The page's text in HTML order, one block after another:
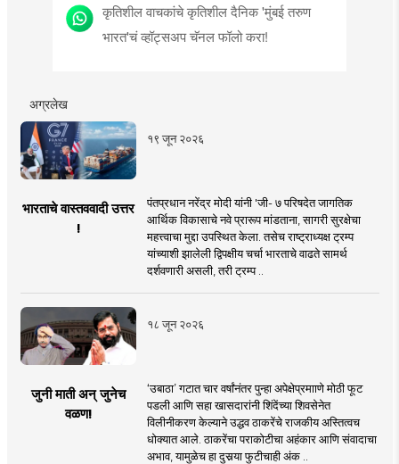
कृतिशील वाचकांचे कृतिशील दैनिक 'मुंबई तरुण
भारत'चं व्हॉट्सअप चॅनल फॉलो करा!
अग्रलेख
१९ जून २०२६
भारताचे वास्तववादी उत्तर
!
पंतप्रधान नरेंद्र मोदी यांनी 'जी- ७ परिषदेत जागतिक
आर्थिक विकासाचे नवे प्रारूप मांडताना, सागरी सुरक्षेचा
महत्त्वाचा मुद्दा उपस्थित केला. तसेच राष्ट्राध्यक्ष ट्रम्प
यांच्याशी झालेली द्विपक्षीय चर्चा भारताचे वाढते सामर्थ
दर्शवणारी असली, तरी ट्रम्प ..
१८ जून २०२६
जुनी माती अन् जुनेच
वळण!
‘उबाठा’ गटात चार वर्षांनंतर पुन्हा अपेक्षेप्रमााणे मोठी फूट
पडली आणि सहा खासदारांनी शिंदेंच्या शिवसेनेत
विलीनीकरण केल्याने उद्धव ठाकरेंचे राजकीय अस्तित्वच
धोक्यात आले. ठाकरेंचा पराकोटीचा अहंकार आणि संवादाचा
अभाव, यामुळेच हा दुसर्‍या फुटीचाही अंक ..